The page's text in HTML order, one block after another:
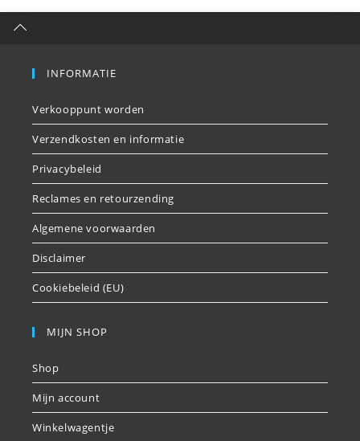
INFORMATIE
Verkooppunt worden
Verzendkosten en informatie
Privacybeleid
Reclames en retourzending
Algemene voorwaarden
Disclaimer
Cookiebeleid (EU)
MIJN SHOP
Shop
Mijn account
Winkelwagentje